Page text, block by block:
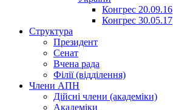
Конгрес 20.09.16
Конгрес 30.05.17
Структура
Президент
Сенат
Вчена рада
Філії (відділення)
Члени АПН
Дійсні члени (академіки)
Академіки